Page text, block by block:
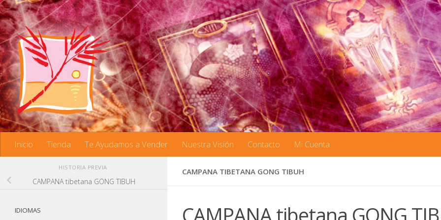
Saltar al contenido
Inicio Tienda Te Ayudamos a Vender Nuestra Visión Contacto Mi Cuenta
CAMPANA TIBETANA GONG TIBUH
HISTORIA PREVIA
CAMPANA tibetana GONG TIBUH
IDIOMAS